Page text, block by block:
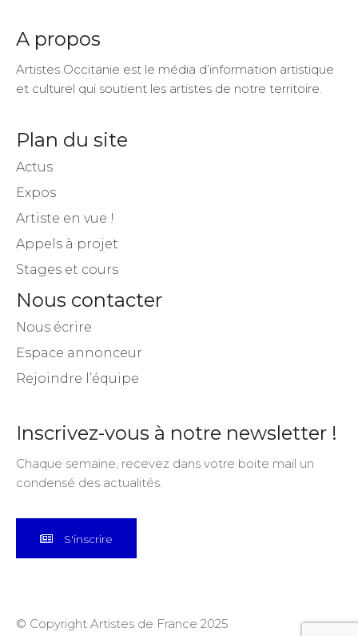
A propos
Artistes Occitanie est le média d’information artistique
et culturel qui soutient les artistes de notre territoire.
Plan du site
Actus
Expos
Artiste en vue !
Appels à projet
Stages et cours
Nous contacter
Nous écrire
Espace annonceur
Rejoindre l’équipe
Inscrivez-vous à notre newsletter !
Chaque semaine, recevez dans votre boite mail un
condensé des actualités.
S'inscrire
© Copyright Artistes de France 2025